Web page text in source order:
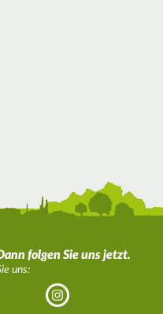
folgen Sie uns jetzt.
uns:
Instagram